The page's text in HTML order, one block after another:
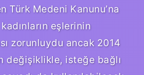
Türk Medeni Kanunu’na
eşlerinin
zorunluydu ancak 2014
değişiklikle, isteğe bağlı